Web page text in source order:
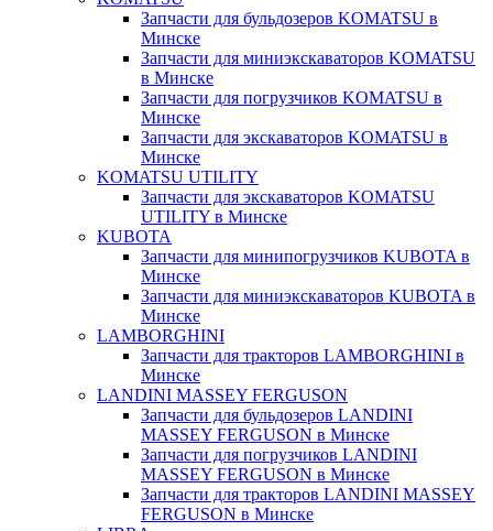
Запчасти для бульдозеров KOMATSU в
Минске
Запчасти для миниэкскаваторов KOMATSU
в Минске
Запчасти для погрузчиков KOMATSU в
Минске
Запчасти для экскаваторов KOMATSU в
Минске
KOMATSU UTILITY
Запчасти для экскаваторов KOMATSU
UTILITY в Минске
KUBOTA
Запчасти для минипогрузчиков KUBOTA в
Минске
Запчасти для миниэкскаваторов KUBOTA в
Минске
LAMBORGHINI
Запчасти для тракторов LAMBORGHINI в
Минске
LANDINI MASSEY FERGUSON
Запчасти для бульдозеров LANDINI
MASSEY FERGUSON в Минске
Запчасти для погрузчиков LANDINI
MASSEY FERGUSON в Минске
Запчасти для тракторов LANDINI MASSEY
FERGUSON в Минске